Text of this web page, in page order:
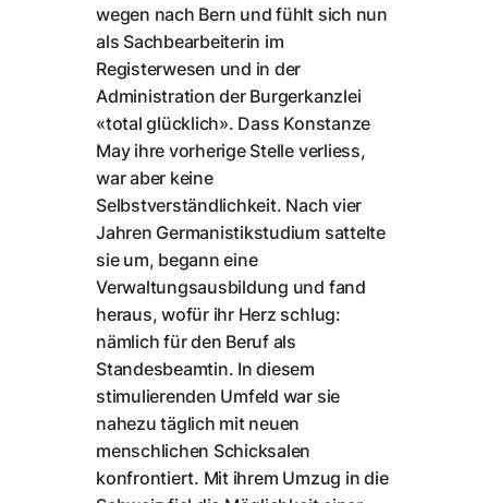
wegen nach Bern und fühlt sich nun
als Sachbearbeiterin im
Registerwesen und in der
Administration der Burgerkanzlei
«total glücklich». Dass Konstanze
May ihre vorherige Stelle verliess,
war aber keine
Selbstverständlichkeit. Nach vier
Jahren Germanistikstudium sattelte
sie um, begann eine
Verwaltungsausbildung und fand
heraus, wofür ihr Herz schlug:
nämlich für den Beruf als
Standesbeamtin. In diesem
stimulierenden Umfeld war sie
nahezu täglich mit neuen
menschlichen Schicksalen
konfrontiert. Mit ihrem Umzug in die